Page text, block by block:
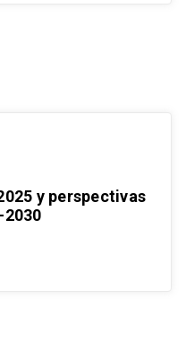
y perspectivas